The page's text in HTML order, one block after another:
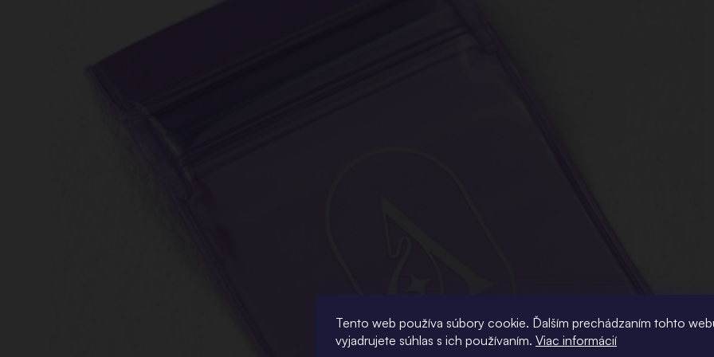
Tento web používa súbory cookie. Ďalším prechádzaním tohto
vyjadrujete súhlas s ich používaním. Viac informácií